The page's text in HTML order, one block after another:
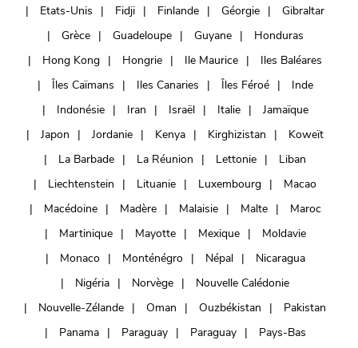
Etats-Unis
Fidji Finlande Géorgie
Gibraltar
Grèce
Guadeloupe Guyane
Honduras
Hong Kong
Hongrie Ile Maurice
Iles Baléares
Îles Caïmans
Iles Canaries Îles Féroé
Inde
Indonésie
Iran Israël Italie
Jamaïque
Japon
Jordanie Kenya Kirghizistan
Koweït
La Barbade
La Réunion Lettonie
Liban
Liechtenstein
Lituanie Luxembourg
Macao
Macédoine
Madère Malaisie Malte
Maroc
Martinique
Mayotte Mexique
Moldavie
Monaco
Monténégro Népal
Nicaragua
Nigéria
Norvège
Nouvelle Calédonie
Nouvelle-Zélande
Oman Ouzbékistan
Pakistan
Panama
Paraguay Paraguay
Pays-Bas